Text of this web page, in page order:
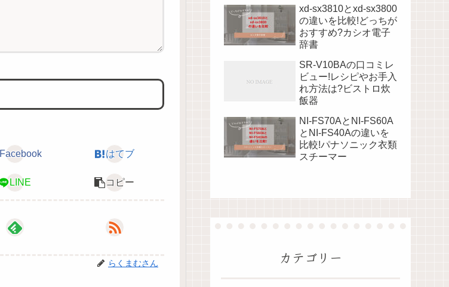
Facebook はてブ
LINE コピー
らくまむさん
xd-sx3810とxd-sx3800
の違いを比較!どっちが
おすすめ?カシオ電子
辞書
SR-V10BAの口コミレ
ビュー!レシピやお手入
れ方法は?ビストロ炊
飯器
NI-FS70AとNI-FS60A
とNI-FS40Aの違いを
比較!パナソニック衣類
スチーマー
カテゴリー